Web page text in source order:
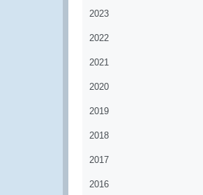
2023
2022
2021
2020
2019
2018
2017
2016